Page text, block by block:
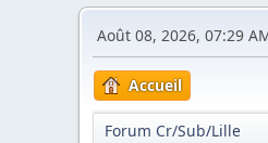
Août 08, 2026, 07:29
Accueil
Forum Cr/Sub/Lille